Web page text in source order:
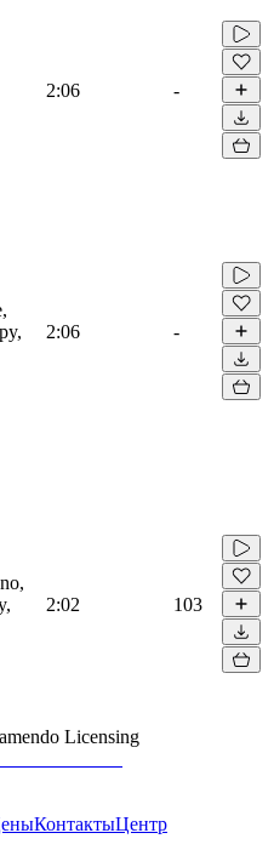
2:06 -
2:06 -
2:02 103
Licensing
КонтактыЦентр